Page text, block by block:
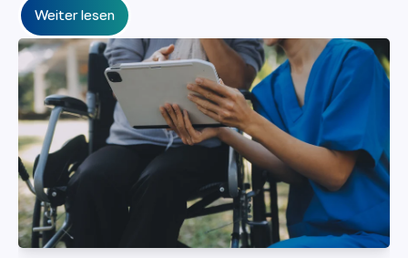
Weiter lesen